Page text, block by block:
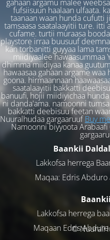
gahaan argamu malee
fufsiisuun haalaan ulfaata.
taanaan waan hunda cufutti
tamsaasa saatalaayitii ture. itti
cufame. turtii muraasa
playstore irraa buusuuf
kan torbanitti guyyaa lama
miidiyaalee hawaasummaa
dhimma miidiyaa kanaa
hawaasaa gahaan argame
goona. hirmaannaan
saatalaayitii bakkatti
banuufi, hojii miidiyichaa
ni danda'ama. namoonni
bakkatti deebisuu feetan
Nuuralhudaa gargaaruufBuy
Namoonni biyyoota
Baankii
Lakkofsa herrega
Maqaa: Edris
Lakkofsa herrega
Maqaan Edris
©